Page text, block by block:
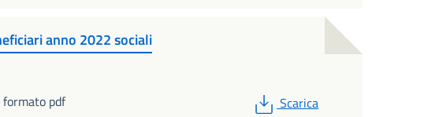
anno 2022 sociali
pdf
PDF
Scarica